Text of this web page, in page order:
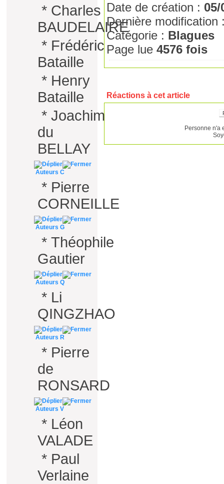
* Charles
BAUDELAIRE
* Frédéric
Bataille
* Henry
Bataille
* Joachim
du
BELLAY
Auteurs C
* Pierre
CORNEILLE
Auteurs G
* Théophile
Gautier
Auteurs Q
* Li
QINGZHAO
Auteurs R
* Pierre
de
RONSARD
Auteurs V
* Léon
VALADE
* Paul
Verlaine
Date de création : 05/
Dernière
Catégorie : Blagues
Page lue 4576 fois
Réactions à cet article
Personne n'a